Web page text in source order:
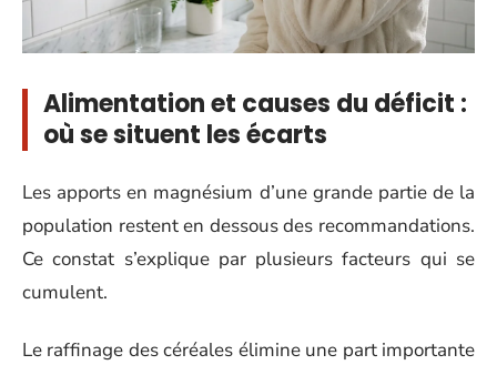
Alimentation et causes du déficit :
où se situent les écarts
Les apports en magnésium d’une grande partie de la
population restent en dessous des recommandations.
Ce constat s’explique par plusieurs facteurs qui se
cumulent.
Le raffinage des céréales élimine une part importante